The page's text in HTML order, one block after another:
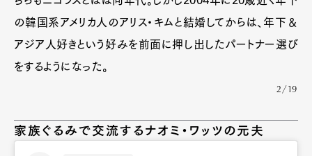
の韓国系アメリカ人のアリス・キムと結婚してからは、年下＆
アジア人好きという好みを前面に押し出したパートナー選び
をするようになった。
2/19
家族ぐるみで交流するナオミ・ワッツの元夫